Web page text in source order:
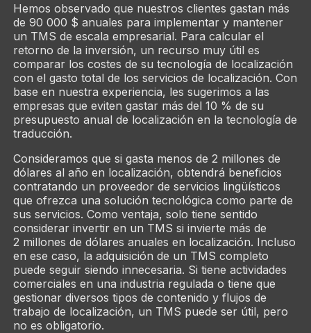
Hemos observado que nuestros clientes gastan más
de 90 000 $ anuales para implementar y mantener
un TMS de escala empresarial. Para calcular el
retorno de la inversión, un recurso muy útil es
comparar los costes de su tecnología de localización
con el gasto total de los servicios de localización. Con
base en nuestra experiencia, les sugerimos a las
empresas que eviten gastar más del 10 % de su
presupuesto anual de localización en la tecnología de
traducción.
Consideramos que si gasta menos de 2 millones de
dólares al año en localización, obtendrá beneficios
contratando un proveedor de servicios lingüísticos
que ofrezca una solución tecnológica como parte de
sus servicios. Como ventaja, solo tiene sentido
considerar invertir en un TMS si invierte más de
2 millones de dólares anuales en localización. Incluso
en ese caso, la adquisición de un TMS completo
puede seguir siendo innecesaria. Si tiene actividades
comerciales en una industria regulada o tiene que
gestionar diversos tipos de contenido y flujos de
trabajo de localización, un TMS puede ser útil, pero
no es obligatorio.